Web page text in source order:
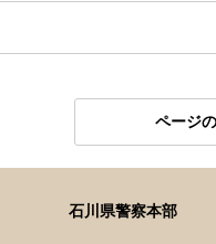
ページ
石川県警察本部